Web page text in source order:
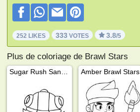
252 LIKES 333 VOTES 3.8/5
Plus de coloriage de Brawl Stars
Amber Brawl Stars